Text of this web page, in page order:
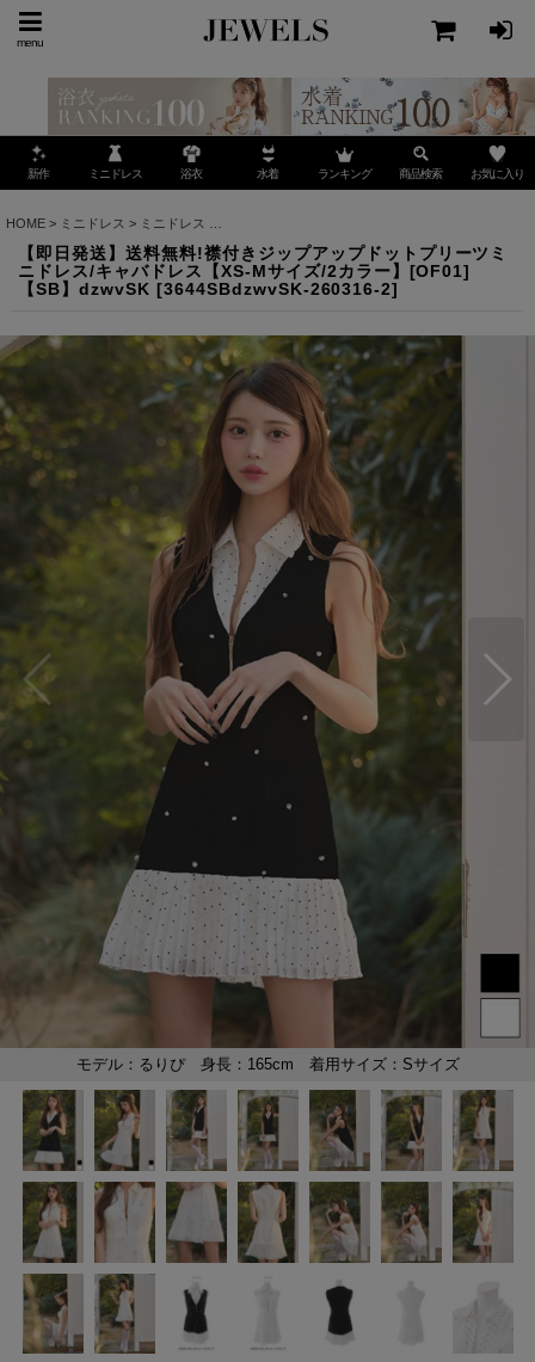
menu
新作 ミニドレス 浴衣 水着 ランキング 商品検索 お気に入り
HOME > ミニドレス > ミニドレス
【即日発送】送料無料!襟付きジップアップドットプリーツミ
ニドレス/キャバドレス【XS-Mサイズ/2カラー】[OF01]
【SB】dzwvSK [3644SBdzwvSK-260316-2]